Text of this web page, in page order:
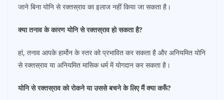
जाने बिना योनि से रक्तस्राव का इलाज नहीं किया जा सकता है।
क्या तनाव के कारण योनि से रक्तस्राव हो सकता है?
हां, तनाव आपके हार्मोन के स्तर को प्रभावित कर सकता है और अनियमित योनि
से रक्तस्राव या अनियमित मासिक धर्म में योगदान कर सकता है।
योनि से रक्तस्राव को रोकने या उससे बचने के लिए मैं क्या करूँ?